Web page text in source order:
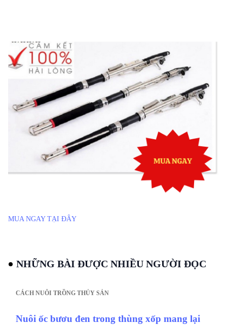
MUA NGAY TẠI ĐÂY
NHỮNG BÀI ĐƯỢC NHIỀU NGƯỜI ĐỌC
CÁCH NUÔI TRỒNG THỦY SẢN
Nuôi ốc bươu đen trong thùng xốp mang lại